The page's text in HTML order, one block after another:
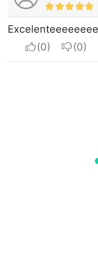
I apreciate
I do